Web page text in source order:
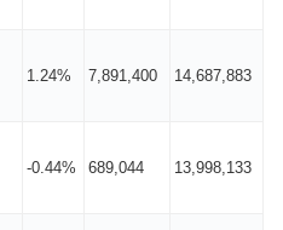
1.24% 7,891,400 14,687,883
-0.44% 689,044 13,998,133